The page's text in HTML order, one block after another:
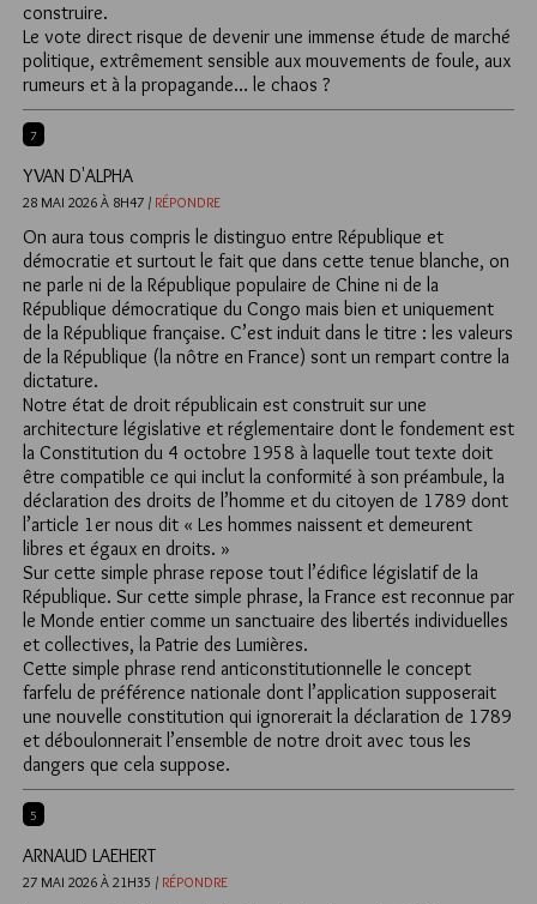
construire.
Le vote direct risque de devenir une immense étude de marché
politique, extrêmement sensible aux mouvements de foule, aux
rumeurs et à la propagande… le chaos ?
7
YVAN D'ALPHA
28 MAI 2026 À 8H47 / RÉPONDRE
On aura tous compris le distinguo entre République et
démocratie et surtout le fait que dans cette tenue blanche, on
ne parle ni de la République populaire de Chine ni de la
République démocratique du Congo mais bien et uniquement
de la République française. C’est induit dans le titre : les valeurs
de la République (la nôtre en France) sont un rempart contre la
dictature.
Notre état de droit républicain est construit sur une
architecture législative et réglementaire dont le fondement est
la Constitution du 4 octobre 1958 à laquelle tout texte doit
être compatible ce qui inclut la conformité à son préambule, la
déclaration des droits de l’homme et du citoyen de 1789 dont
l’article 1er nous dit « Les hommes naissent et demeurent
libres et égaux en droits. »
Sur cette simple phrase repose tout l’édifice législatif de la
République. Sur cette simple phrase, la France est reconnue par
le Monde entier comme un sanctuaire des libertés individuelles
et collectives, la Patrie des Lumières.
Cette simple phrase rend anticonstitutionnelle le concept
farfelu de préférence nationale dont l’application supposerait
une nouvelle constitution qui ignorerait la déclaration de 1789
et déboulonnerait l’ensemble de notre droit avec tous les
dangers que cela suppose.
5
ARNAUD LAEHERT
27 MAI 2026 À 21H35 / RÉPONDRE